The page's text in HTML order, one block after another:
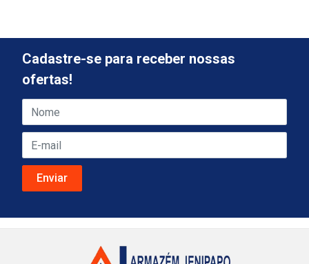
Cadastre-se para receber nossas
ofertas!